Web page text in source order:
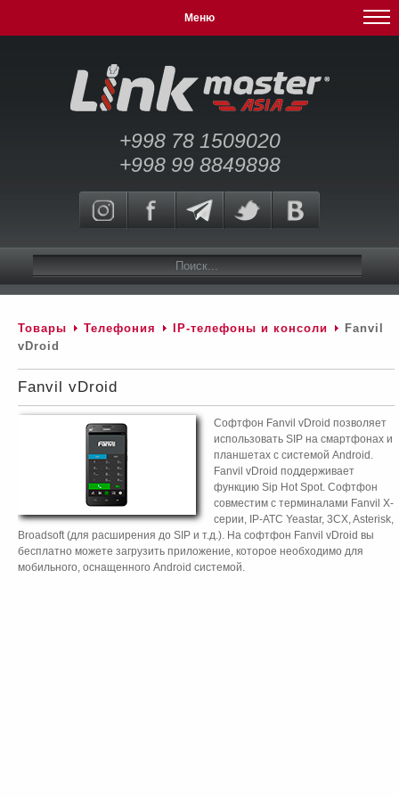
Меню
+998 78 1509020
+998 99 8849898
Товары Телефония IP-телефоны и консоли
Fanvil
vDroid
Fanvil vDroid
Софтфон Fanvil vDroid позволяет
использовать SIP на смартфонах и
планшетах с системой Android.
Fanvil vDroid поддерживает
функцию Sip Hot Spot. Софтфон
совместим с терминалами Fanvil Х-
серии, IP-АТС Yeastar, 3CX, Asterisk,
Broadsoft (для расширения до SIP и т.д.). На софтфон Fanvil vDroid вы
бесплатно можете загрузить приложение, которое необходимо для
мобильного, оснащенного Android системой.